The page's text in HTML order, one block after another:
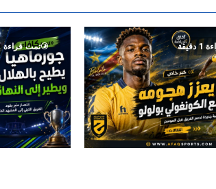
تمت قراءة 1 دقيقة